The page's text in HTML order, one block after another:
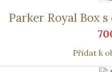
Parker Royal Box
Přidat k